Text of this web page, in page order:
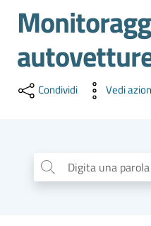
Gestire
Promuovere
Condividi Vedi